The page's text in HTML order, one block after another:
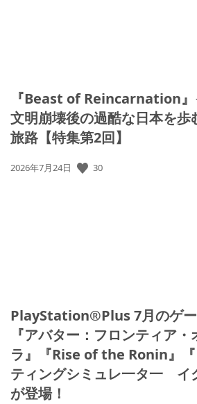
『Beast of Reincarnation』
文明崩壊後の過酷な日本を歩
旅路【特集第2回】
公
2026年7月24日 30
PlayStation®Plus 7月のゲ
『アバター：フロンティア
ラ』『Rise of the Ronin』
ティングシミュレ一タ一 イ
が登場！